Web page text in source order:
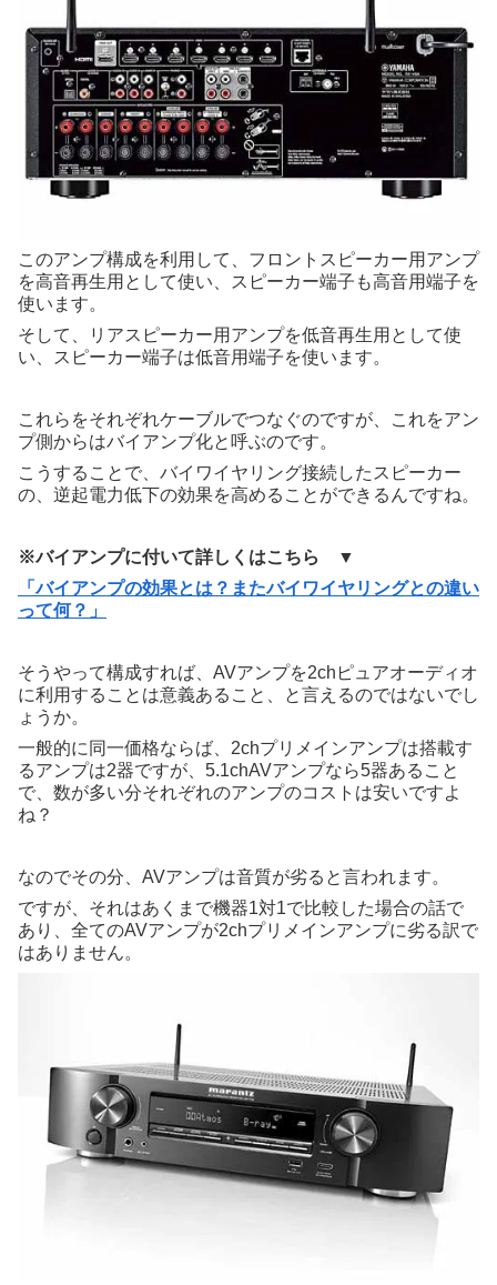
このアンプ構成を利用して、フロントスピーカー用アンプ
を高音再生用として使い、スピーカー端子も高音用端子を
使います。
そして、リアスピーカー用アンプを低音再生用として使
い、スピーカー端子は低音用端子を使います。
これらをそれぞれケーブルでつなぐのですが、これをアン
プ側からはバイアンプ化と呼ぶのです。
こうすることで、バイワイヤリング接続したスピーカー
の、逆起電力低下の効果を高めることができるんですね。
※バイアンプに付いて詳しくはこちら ▼
「バイアンプの効果とは？またバイワイヤリングとの違い
って何？」
そうやって構成すれば、AVアンプを2chピュアオーディオ
に利用することは意義あること、と言えるのではないでし
ょうか。
一般的に同一価格ならば、2chプリメインアンプは搭載す
るアンプは2器ですが、5.1chAVアンプなら5器あること
で、数が多い分それぞれのアンプのコストは安いですよ
ね？
なのでその分、AVアンプは音質が劣ると言われます。
ですが、それはあくまで機器1対1で比較した場合の話で
あり、全てのAVアンプが2chプリメインアンプに劣る訳で
はありません。